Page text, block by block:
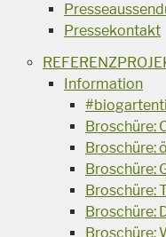
Pressekontakt
Information
Broschüre:
Broschüre:
Broschüre:
Broschüre:
Broschüre:
Broschüre: